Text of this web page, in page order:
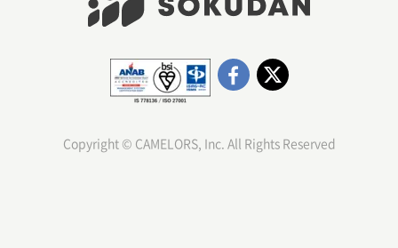
Copyright © CAMELORS, Inc. All Rights Reserved